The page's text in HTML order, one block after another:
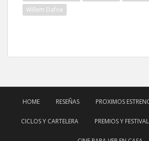
Willem Dafoe
HOME RESEÑAS PROXIMOS
CICLOS Y CARTELERA PREMIOS Y